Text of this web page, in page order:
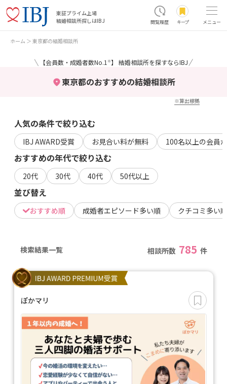
東証プライム上場
結婚相談所探しはIBJ
閲覧履歴 キープ メニュー
ホーム 東京都の結婚相談所
＼ 【会員数・成婚者数No.1 ※】 結婚相談所を探すならIBJ／
東京都のおすすめの結婚相談所
※算出根拠
人気の条件で絞り込む
IBJ AWARD受賞 お見合い料が無料 100名以上の会員
おすすめの年代で絞り込む
20代 30代 40代 50代以上
並び替え
おすすめ順 成婚者エピソード多い順 クチコミ多い順
検索結果一覧 相談所数 785 件
ぽかマリ